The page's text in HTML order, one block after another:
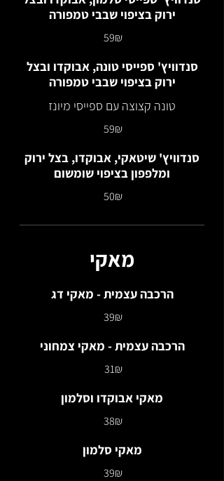
ירוק בציפוי שבבי טמפורה
‏59 ‏₪
סנדוויץ' ספייסי טונה, אבוקדו ובצל
ירוק בציפוי שבבי טמפורה
טונה קצוצה עם ספייסי מיונז
‏59 ‏₪
סנדוויץ' שיטאקי, אבוקדו, בצל ירוק
ומלפפון בציפוי שומשום
‏50 ‏₪
מאקי
הרכבה עצמית - מאקי דג
‏39 ‏₪
הרכבה עצמית - מאקי צמחוני
‏31 ‏₪
מאקי אבוקדו וסלמון
‏38 ‏₪
מאקי סלמון
‏39 ‏₪